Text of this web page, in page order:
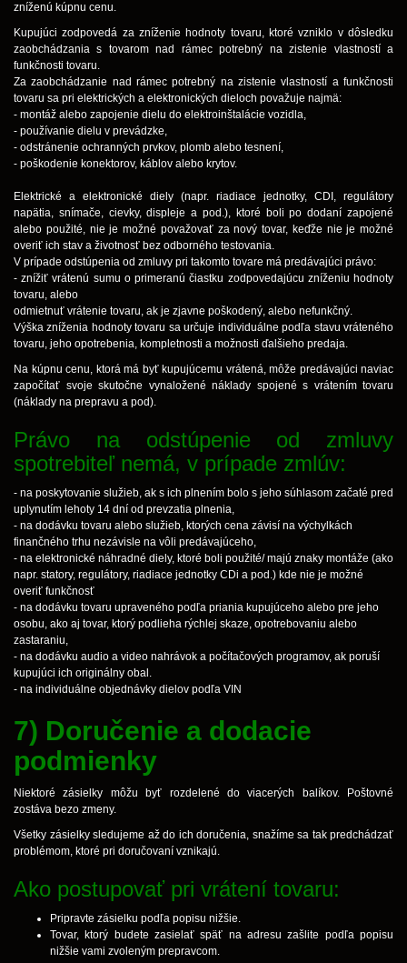
zníženú kúpnu cenu.
Kupujúci zodpovedá za zníženie hodnoty tovaru, ktoré vzniklo v dôsledku
zaobchádzania s tovarom nad rámec potrebný na zistenie vlastností a
funkčnosti tovaru.
Za zaobchádzanie nad rámec potrebný na zistenie vlastností a funkčnosti
tovaru sa pri elektrických a elektronických dieloch považuje najmä:
- montáž alebo zapojenie dielu do elektroinštalácie vozidla,
- používanie dielu v prevádzke,
- odstránenie ochranných prvkov, plomb alebo tesnení,
- poškodenie konektorov, káblov alebo krytov.
Elektrické a elektronické diely (napr. riadiace jednotky, CDI, regulátory
napätia, snímače, cievky, displeje a pod.), ktoré boli po dodaní zapojené
alebo použité, nie je možné považovať za nový tovar, keďže nie je možné
overiť ich stav a životnosť bez odborného testovania.
V prípade odstúpenia od zmluvy pri takomto tovare má predávajúci právo:
- znížiť vrátenú sumu o primeranú čiastku zodpovedajúcu zníženiu hodnoty
tovaru, alebo
odmietnuť vrátenie tovaru, ak je zjavne poškodený, alebo nefunkčný.
Výška zníženia hodnoty tovaru sa určuje individuálne podľa stavu vráteného
tovaru, jeho opotrebenia, kompletnosti a možnosti ďalšieho predaja.
Na kúpnu cenu, ktorá má byť kupujúcemu vrátená, môže predávajúci naviac
započítať svoje skutočne vynaložené náklady spojené s vrátením tovaru
(náklady na prepravu a pod).
Právo na odstúpenie od zmluvy
spotrebiteľ nemá, v prípade zmlúv:
- na poskytovanie služieb, ak s ich plnením bolo s jeho súhlasom začaté pred
uplynutím lehoty 14 dní od prevzatia plnenia,
- na dodávku tovaru alebo služieb, ktorých cena závisí na výchylkách
finančného trhu nezávisle na vôli predávajúceho,
- na elektronické náhradné diely, ktoré boli použité/ majú znaky montáže (ako
napr. statory, regulátory, riadiace jednotky CDi a pod.) kde nie je možné
overiť funkčnosť
- na dodávku tovaru upraveného podľa priania kupujúceho alebo pre jeho
osobu, ako aj tovar, ktorý podlieha rýchlej skaze, opotrebovaniu alebo
zastaraniu,
- na dodávku audio a video nahrávok a počítačových programov, ak poruší
kupujúci ich originálny obal.
- na individuálne objednávky dielov podľa VIN
7) Doručenie a dodacie
podmienky
Niektoré zásielky môžu byť rozdelené do viacerých balíkov. Poštovné
zostáva bezo zmeny.
Všetky zásielky sledujeme až do ich doručenia, snažíme sa tak predchádzať
problémom, ktoré pri doručovaní vznikajú.
Ako postupovať pri vrátení tovaru:
Pripravte zásielku podľa popisu nižšie.
Tovar, ktorý budete zasielať späť na adresu zašlite podľa popisu
nižšie vami zvoleným prepravcom.